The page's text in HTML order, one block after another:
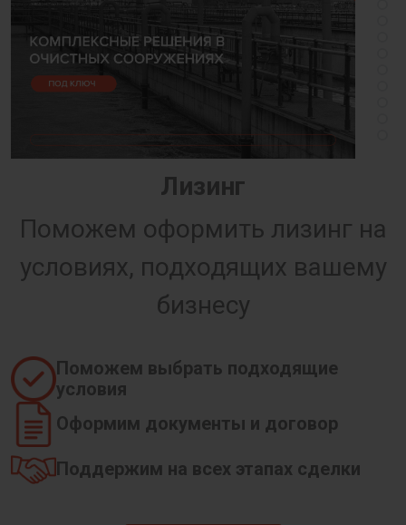
Лизинг
Поможем оформить лизинг на
условиях, подходящих вашему
бизнесу
Поможем выбрать подходящие
условия
Оформим документы и договор
Поддержим на всех этапах сделки